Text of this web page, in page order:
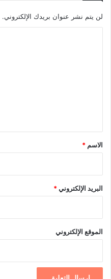
لن يتم نشر عنوان بريدك الإلكتروني.
*
الاسم *
البريد الإلكتروني*
الموقع الإلكتروني